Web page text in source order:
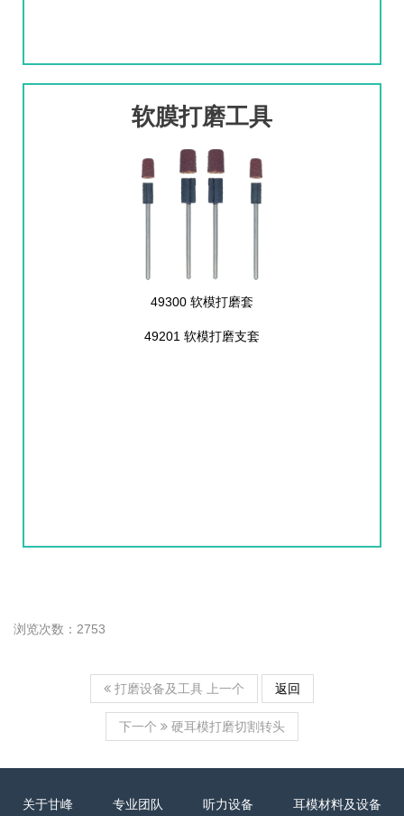
软膜打磨工具
49300 软模打磨套
49201 软模打磨支套
浏览次数：2753
打磨设备及工具 上一个 返回
下一个 硬耳模打磨切割转头
关于甘峰 专业团队 听力设备 耳模材料及设备